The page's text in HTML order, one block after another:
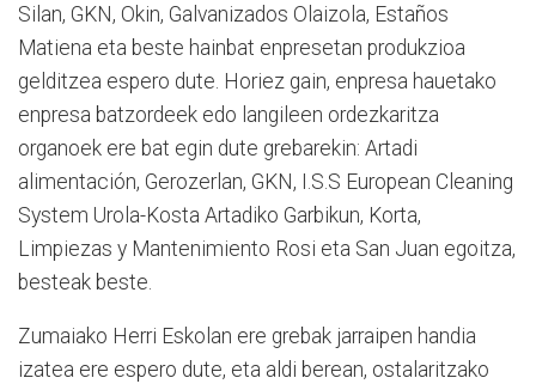
Silan, GKN, Okin, Galvanizados Olaizola, Estaños
Matiena eta beste hainbat enpresetan produkzioa
gelditzea espero dute. Horiez gain, enpresa hauetako
enpresa batzordeek edo langileen ordezkaritza
organoek ere bat egin dute grebarekin: Artadi
alimentación, Gerozerlan, GKN, I.S.S European Cleaning
System Urola-Kosta Artadiko Garbikun, Korta,
Limpiezas y Mantenimiento Rosi eta San Juan egoitza,
besteak beste.
Zumaiako Herri Eskolan ere grebak jarraipen handia
izatea ere espero dute, eta aldi berean, ostalaritzako